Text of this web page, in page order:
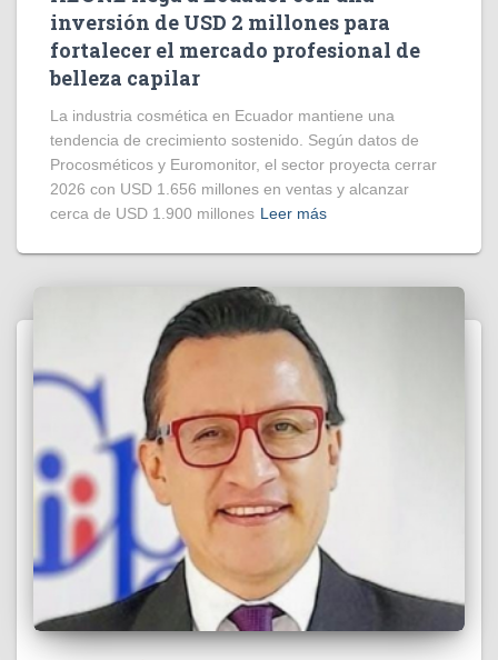
inversión de USD 2 millones para
fortalecer el mercado profesional de
belleza capilar
La industria cosmética en Ecuador mantiene una
tendencia de crecimiento sostenido. Según datos de
Procosméticos y Euromonitor, el sector proyecta cerrar
2026 con USD 1.656 millones en ventas y alcanzar
cerca de USD 1.900 millones Leer más